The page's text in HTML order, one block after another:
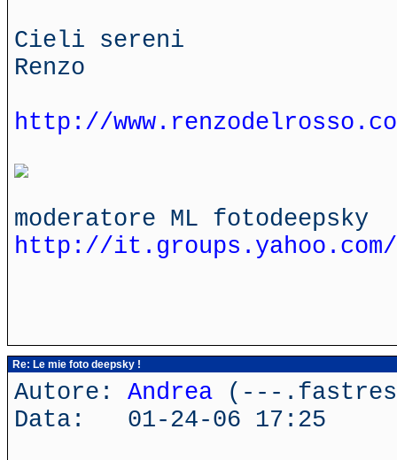
Cieli sereni
Renzo
http://
moderatore ML fotodeepsky
http://it.groups.yahoo.com/
Re: Le mie foto deepsky !
Autore: Andrea (---
Data: 01-24-06 17:25